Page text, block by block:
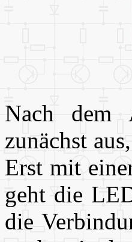
Nach dem
zunächst
Erst mit
geht die
die